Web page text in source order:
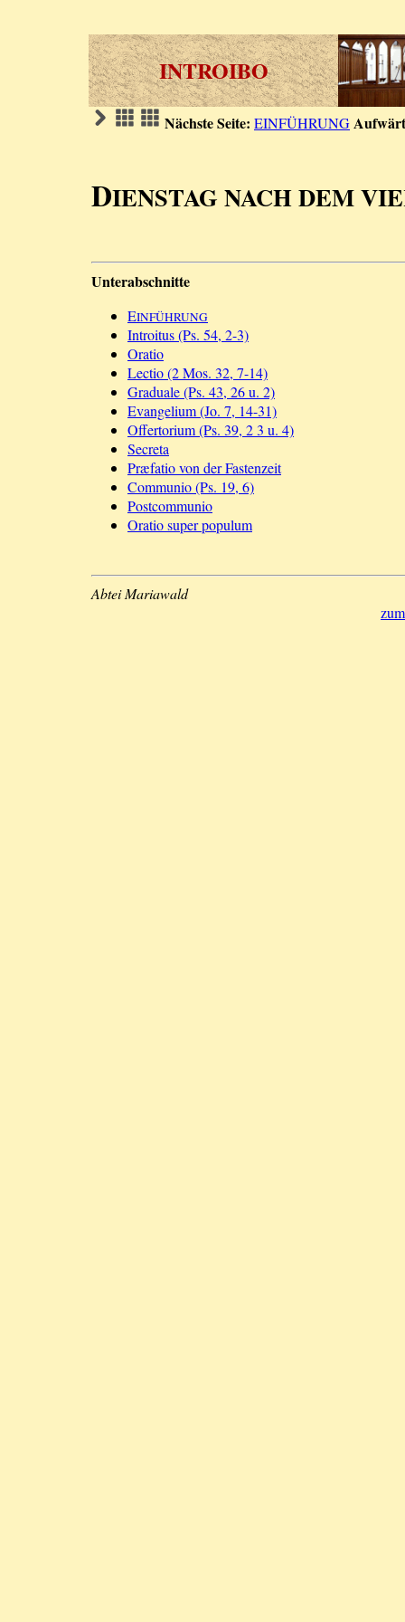
INTROIBO
Nächste Seite: EINFÜHRUNG
DIENSTAG NACH DEM
Unterabschnitte
EINFÜHRUNG
Introitus (Ps. 54, 2-3)
Oratio
Lectio (2 Mos. 32, 7-14)
Graduale (Ps. 43, 26 u. 2)
Evangelium (Jo. 7, 14-31)
Offertorium (Ps. 39, 2 3 u. 4)
Secreta
Præfatio von der Fastenzeit
Communio (Ps. 19, 6)
Postcommunio
Oratio super populum
Abtei Mariawald